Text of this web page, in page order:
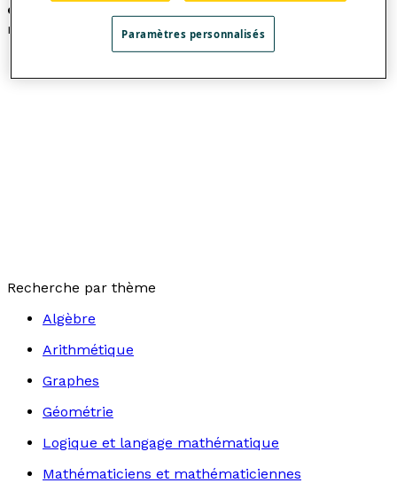
coordonnée angulaire
repérage polaire.
Recherche par thème
Algèbre
Arithmétique
Graphes
Géométrie
Logique et langage mathématique
Mathématiciens et mathématiciennes
Paramètres personnalisés